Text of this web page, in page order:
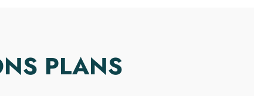
PLANS